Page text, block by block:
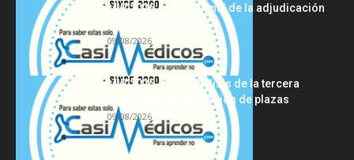
MIR 2026: análisis final de la adjudicación
de plazas y claves...
09/08/2026
MIR 2025-2026: análisis de la tercera
semana de adjudicación de plazas
09/08/2026